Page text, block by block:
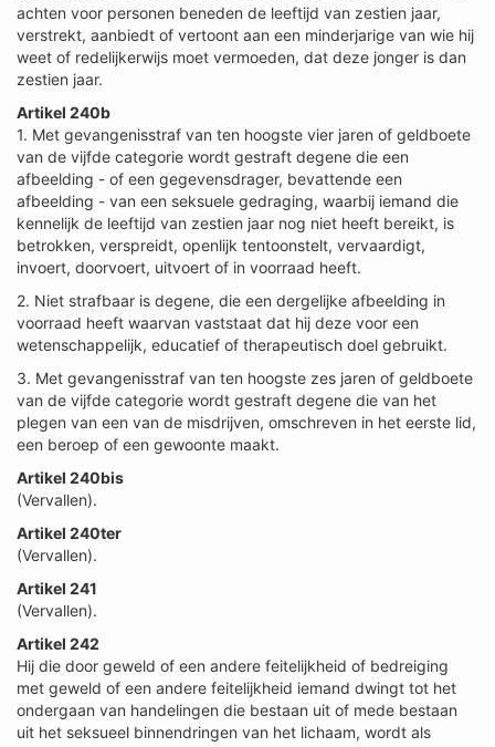
achten voor personen beneden de leeftijd van zestien jaar,
verstrekt, aanbiedt of vertoont aan een minderjarige van wie hij
weet of redelijkerwijs moet vermoeden, dat deze jonger is dan
zestien jaar.
Artikel 240b
1. Met gevangenisstraf van ten hoogste vier jaren of geldboete
van de vijfde categorie wordt gestraft degene die een
afbeelding - of een gegevensdrager, bevattende een
afbeelding - van een seksuele gedraging, waarbij iemand die
kennelijk de leeftijd van zestien jaar nog niet heeft bereikt, is
betrokken, verspreidt, openlijk tentoonstelt, vervaardigt,
invoert, doorvoert, uitvoert of in voorraad heeft.
2. Niet strafbaar is degene, die een dergelijke afbeelding in
voorraad heeft waarvan vaststaat dat hij deze voor een
wetenschappelijk, educatief of therapeutisch doel gebruikt.
3. Met gevangenisstraf van ten hoogste zes jaren of geldboete
van de vijfde categorie wordt gestraft degene die van het
plegen van een van de misdrijven, omschreven in het eerste lid,
een beroep of een gewoonte maakt.
Artikel 240bis
(Vervallen).
Artikel 240ter
(Vervallen).
Artikel 241
(Vervallen).
Artikel 242
Hij die door geweld of een andere feitelijkheid of bedreiging
met geweld of een andere feitelijkheid iemand dwingt tot het
ondergaan van handelingen die bestaan uit of mede bestaan
uit het seksueel binnendringen van het lichaam, wordt als